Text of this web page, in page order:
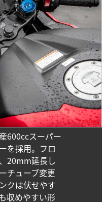
600ccスーパー
を採用。フロ
20mm延長し
チューブ変更
クは伏せやす
収めやすい形